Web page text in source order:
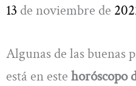
13 de noviembre de
Algunas de las buenas
está en este horóscopo